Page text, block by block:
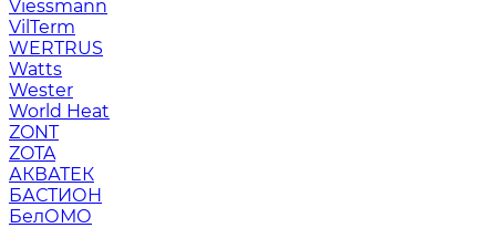
Viessmann
VilTerm
WERTRUS
Watts
Wester
World Heat
ZONT
ZOTA
АКВАТЕК
БАСТИОН
БелОМО